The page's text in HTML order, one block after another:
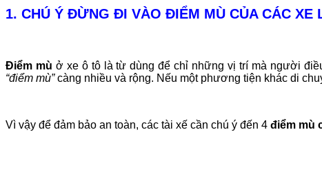
1. CHÚ Ý ĐỪNG ĐI VÀO ĐIỂM MÙ CỦA CÁC XE
Điểm mù ở xe ô tô là từ dùng để chỉ những vị trí mà người
“điểm mù”càng nhiều và rộng. Nếu một phương tiện khác di
Vì vậy để đảm bảo an toàn, các tài xế cần chú ý đến 4 điểm mù